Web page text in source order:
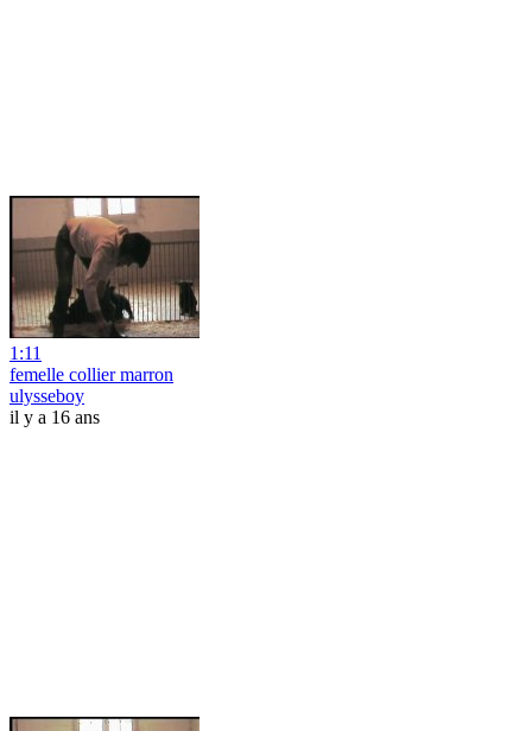
1:11
femelle collier marron
ulysseboy
il y a 16 ans